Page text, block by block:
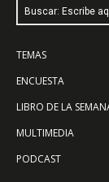
Buscar: Escribe
TEMAS
ENCUESTA
LIBRO DE LA
MULTIMEDIA
PODCAST